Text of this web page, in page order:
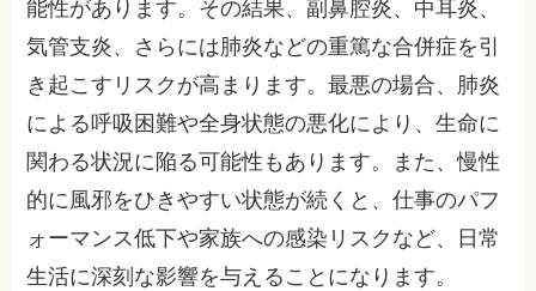
能性があります。その結果、副鼻腔炎、中耳炎、
気管支炎、さらには肺炎などの重篤な合併症を引
き起こすリスクが高まります。最悪の場合、肺炎
による呼吸困難や全身状態の悪化により、生命に
関わる状況に陥る可能性もあります。また、慢性
的に風邪をひきやすい状態が続くと、仕事のパフ
ォーマンス低下や家族への感染リスクなど、日常
生活に深刻な影響を与えることになります。